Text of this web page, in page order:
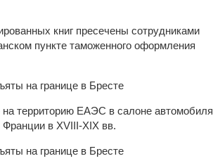
книг пресечены сотрудниками
пункте таможенного оформления
территорию ЕАЭС в салоне автомобиля
Франции в ХVIII-XIX вв.